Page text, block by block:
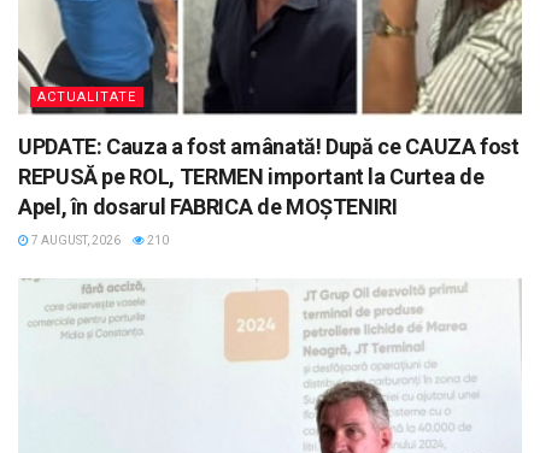
ACTUALITATE
UPDATE: Cauza a fost amânată! După ce CAUZA fost
REPUSĂ pe ROL, TERMEN important la Curtea de
Apel, în dosarul FABRICA de MOȘTENIRI
7 AUGUST, 2026 210